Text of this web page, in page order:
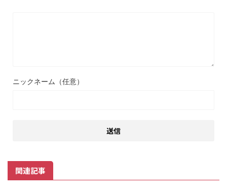
ニックネーム（任意）
関連記事